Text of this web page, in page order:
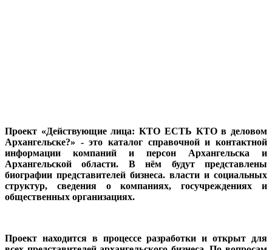
Проект «Действующие лица: КТО ЕСТЬ КТО в деловом
Архангельске?» - это каталог справочной и контактной
информации компаний и персон Архангельска и
Архангельской области. В нём будут представлены
биографии представителей бизнеса. власти и социальных
структур, сведения о компаниях, госучреждениях и
общественных организациях.
Проект находится в процессе разработки и открыт для